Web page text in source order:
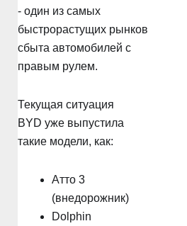
- один из самых
быстрорастущих рынков
сбыта автомобилей с
правым рулем.
Текущая ситуация
BYD уже выпустила
такие модели, как:
Атто 3
(внедорожник)
Dolphin